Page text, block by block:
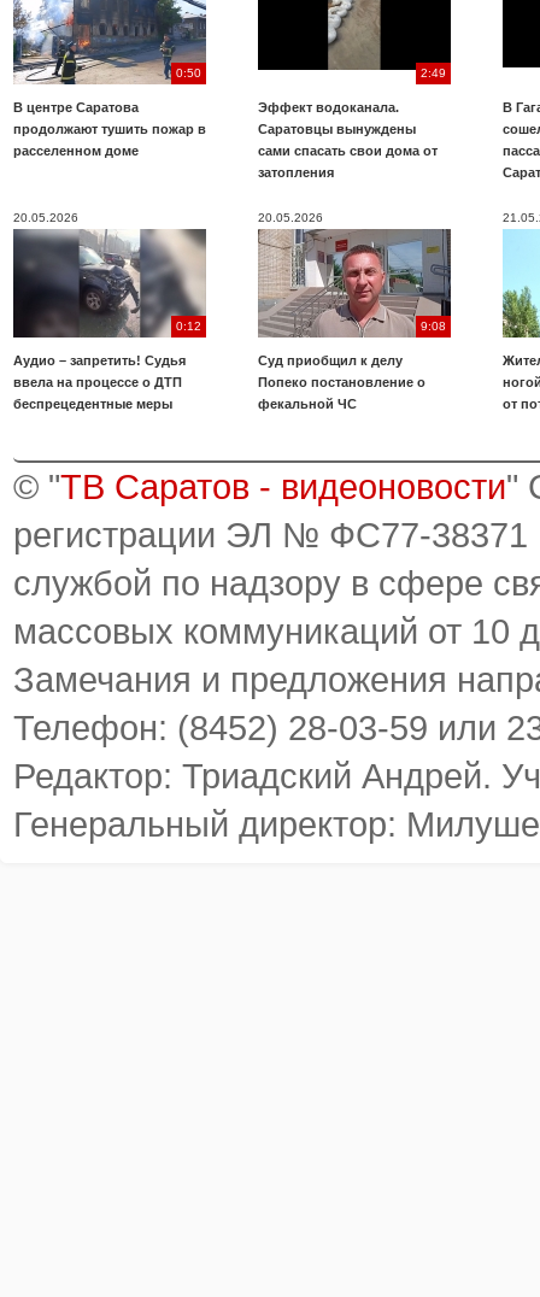
0:50
В центре Саратова
продолжают тушить пожар в
расселенном доме
2:49
Эффект водоканала.
Саратовцы вынуждены
сами спасать свои дома от
затопления
В
20.05.2026
0:12
Аудио – запретить! Судья
ввела на процессе о ДТП
беспрецедентные меры
20.05.2026
9:08
Суд приобщил к делу
Попеко постановление о
фекальной ЧС
от
© "ТВ Саратов - видеоновости"
регистрации ЭЛ № ФС77-38371
службой по надзору в сфере
массовых коммуникаций от 10
Замечания и предложения
Телефон: (8452) 28-03-59 или
Редактор: Триадский Андрей.
Генеральный директор: